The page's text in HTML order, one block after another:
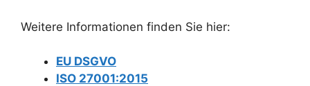
Weitere Informationen finden Sie hier:
EU DSGVO
ISO 27001:2015